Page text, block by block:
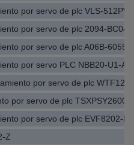
por servo de plc VLS-
por servo de plc 2094-BC04-
por servo de plc A06B-6055-
por servo PLC NBB20-U1-A2
por servo de plc WTF12-
por servo de plc TSXPSY2600M
por servo de plc EVF8202-E-
Z